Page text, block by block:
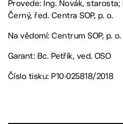
Provede: Ing. Novák, starosta;
Černý, řed. Centra SOP, p. o.
Na vědomí: Centrum SOP, p. o.
Garant: Bc. Petřík, ved. OSO
Číslo tisku: P10-025818/2018